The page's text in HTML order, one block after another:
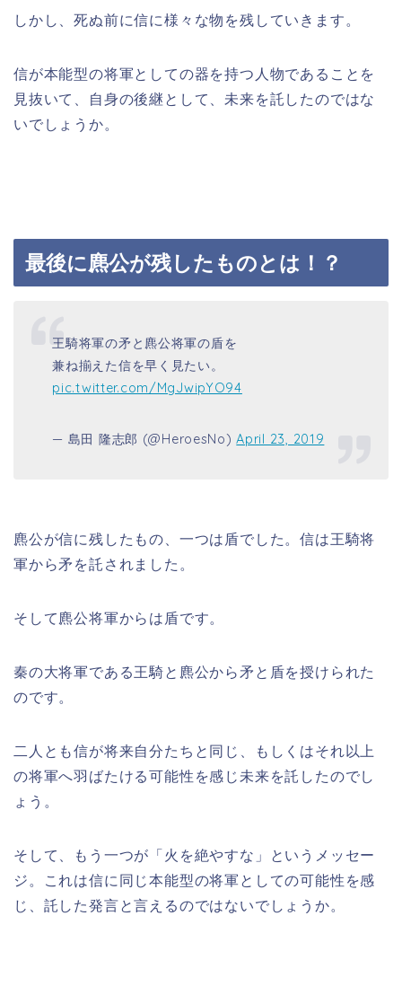
しかし、死ぬ前に信に様々な物を残していきます。
信が本能型の将軍としての器を持つ人物であることを
見抜いて、自身の後継として、未来を託したのではな
いでしょうか。
最後に麃公が残したものとは！？
王騎将軍の矛と麃公将軍の盾を
兼ね揃えた信を早く見たい。
pic.twitter.com/MgJwipYO94
— 島田 隆志郎 (@HeroesNo)April 23, 2019
麃公が信に残したもの、一つは盾でした。信は王騎将
軍から矛を託されました。
そして麃公将軍からは盾です。
秦の大将軍である王騎と麃公から矛と盾を授けられた
のです。
二人とも信が将来自分たちと同じ、もしくはそれ以上
の将軍へ羽ばたける可能性を感じ未来を託したのでし
ょう。
そして、もう一つが「火を絶やすな」というメッセー
ジ。これは信に同じ本能型の将軍としての可能性を感
じ、託した発言と言えるのではないでしょうか。